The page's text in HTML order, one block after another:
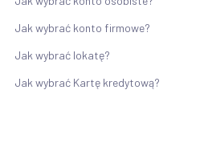
Jak wybrać konto firmowe?
Jak wybrać lokatę?
Jak wybrać Kartę kredytową?